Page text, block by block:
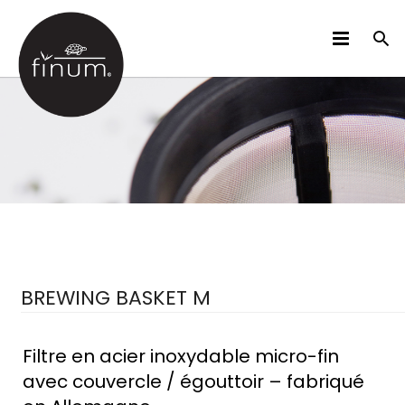
DES PRODUITS
VIDÉOS
BREWING BASKET M
Filtre en acier inoxydable micro-fin
avec couvercle / égouttoir – fabriqué